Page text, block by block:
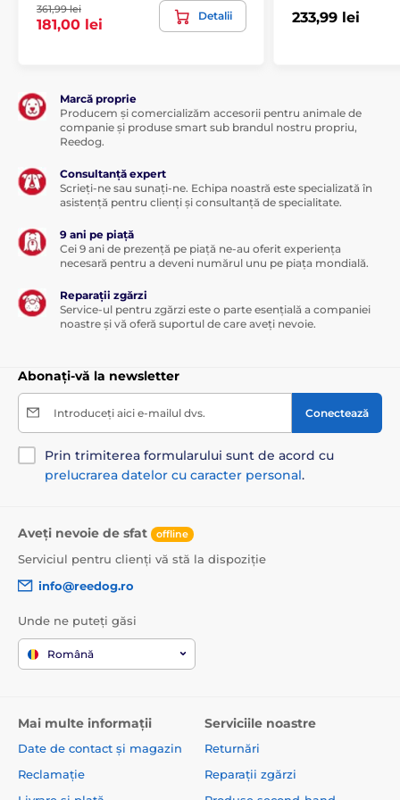
Pentru câini de talie medie
361,99 lei
181,00 lei
Detalii 233,99 lei
Marcă proprie
Producem și comercializăm accesorii pentru animale de
companie și produse smart sub brandul nostru propriu,
Reedog.
Consultanță expert
Scrieți-ne sau sunați-ne. Echipa noastră este specializată în
asistență pentru clienți și consultanță de specialitate.
9 ani pe piață
Cei 9 ani de prezență pe piață ne-au oferit experiența
necesară pentru a deveni numărul unu pe piața mondială.
Reparații zgărzi
Service-ul pentru zgărzi este o parte esențială a companiei
noastre și vă oferă suportul de care aveți nevoie.
Abonați-vă la newsletter
Introduceți aici e-mailul dvs. Conectează
Prin trimiterea formularului sunt de acord cu
prelucrarea datelor cu caracter personal.
Aveți nevoie de sfat offline
Serviciul pentru clienți vă stă la dispoziție
info@reedog.ro
Unde ne puteți găsi
Română
Mai multe informații
Date de contact și magazin
Reclamație
Serviciile noastre
Returnări
Reparații zgărzi